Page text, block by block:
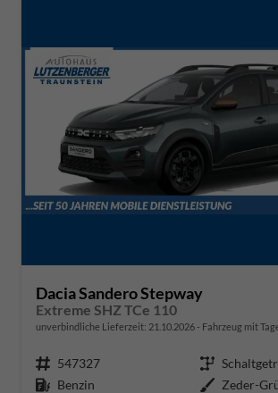
Dacia Sandero Stepway
Extreme SHZ TCe 110
unverbindliche Lieferzeit: 21.10.2026 Fahrzeug mit
Fahrzeugnr. 547327 Getriebe
Kraftstoff Benzin Außenfarbe Zeder-